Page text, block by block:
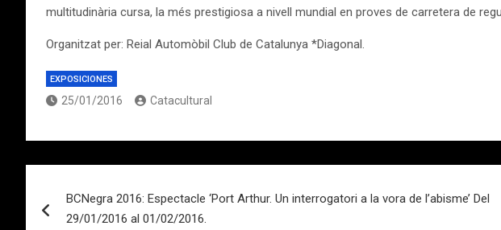
multitudinària cursa, la més prestigiosa a nivell mundial en proves de carretera de
Organitzat per: Reial Automòbil Club de Catalunya *Diagonal.
EXPOSICIONES
25/01/2016 Catacultural
de
BCNegra 2016: Espectacle ‘Port Arthur. Un interrogatori a la vora de l’abisme’ Del
29/01/2016 al 01/02/2016.